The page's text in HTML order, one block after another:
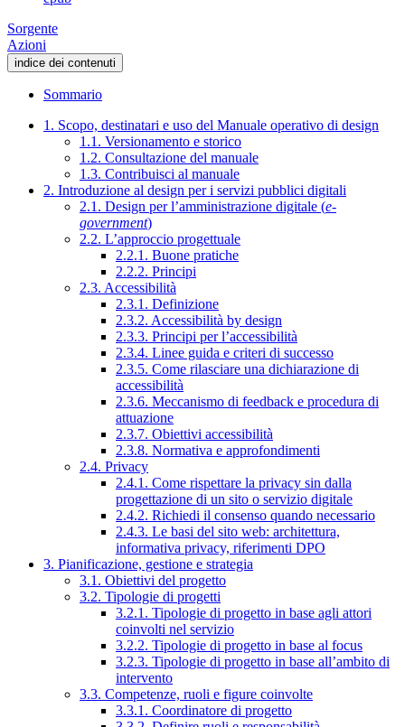
Sorgente
Azioni
indice dei contenuti
Sommario
1. Scopo, destinatari e uso del Manuale operativo di design
1.1. Versionamento e storico
1.2. Consultazione del manuale
1.3. Contribuisci al manuale
2. Introduzione al design per i servizi pubblici digitali
2.1. Design per l’amministrazione digitale (e-
government)
2.2. L’approccio progettuale
2.2.1. Buone pratiche
2.2.2. Principi
2.3. Accessibilità
2.3.1. Definizione
2.3.2. Accessibilità by design
2.3.3. Principi per l’accessibilità
2.3.4. Linee guida e criteri di successo
2.3.5. Come rilasciare una dichiarazione di
accessibilità
2.3.6. Meccanismo di feedback e procedura di
attuazione
2.3.7. Obiettivi accessibilità
2.3.8. Normativa e approfondimenti
2.4. Privacy
2.4.1. Come rispettare la privacy sin dalla
progettazione di un sito o servizio digitale
2.4.2. Richiedi il consenso quando necessario
2.4.3. Le basi del sito web: architettura,
informativa privacy, riferimenti DPO
3. Pianificazione, gestione e strategia
3.1. Obiettivi del progetto
3.2. Tipologie di progetti
3.2.1. Tipologie di progetto in base agli attori
coinvolti nel servizio
3.2.2. Tipologie di progetto in base al focus
3.2.3. Tipologie di progetto in base all’ambito di
intervento
3.3. Competenze, ruoli e figure coinvolte
3.3.1. Coordinatore di progetto